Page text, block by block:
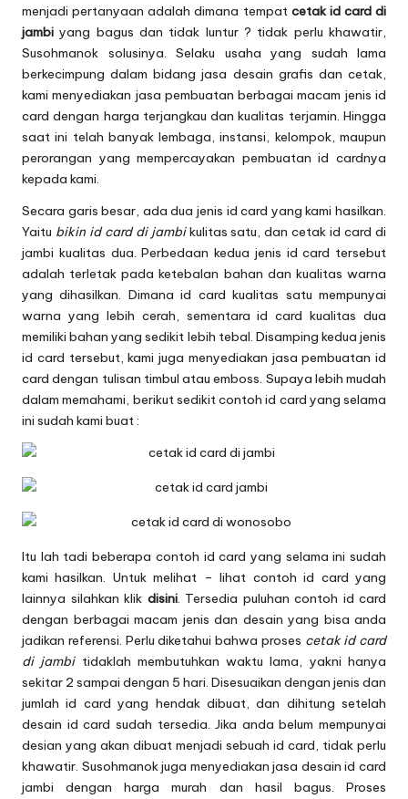
menjadi pertanyaan adalah dimana tempat cetak id card di
jambi yang bagus dan tidak luntur ? tidak perlu khawatir,
Susohmanok solusinya. Selaku usaha yang sudah lama
berkecimpung dalam bidang jasa desain grafis dan cetak,
kami menyediakan jasa pembuatan berbagai macam jenis id
card dengan harga terjangkau dan kualitas terjamin. Hingga
saat ini telah banyak lembaga, instansi, kelompok, maupun
perorangan yang mempercayakan pembuatan id cardnya
kepada kami.
Secara garis besar, ada dua jenis id card yang kami hasilkan.
Yaitu bikin id card di jambikulitas satu, dan cetak id card di
jambi kualitas dua. Perbedaan kedua jenis id card tersebut
adalah terletak pada ketebalan bahan dan kualitas warna
yang dihasilkan. Dimana id card kualitas satu mempunyai
warna yang lebih cerah, sementara id card kualitas dua
memiliki bahan yang sedikit lebih tebal. Disamping kedua jenis
id card tersebut, kami juga menyediakan jasa pembuatan id
card dengan tulisan timbul atau emboss. Supaya lebih mudah
dalam memahami, berikut sedikit contoh id card yang selama
ini sudah kami buat :
Itu lah tadi beberapa contoh id card yang selama ini sudah
kami hasilkan. Untuk melihat – lihat contoh id card yang
lainnya silahkan klik disini. Tersedia puluhan contoh id card
dengan berbagai macam jenis dan desain yang bisa anda
jadikan referensi. Perlu diketahui bahwa proses cetak id card
di jambitidaklah membutuhkan waktu lama, yakni hanya
sekitar 2 sampai dengan 5 hari. Disesuaikan dengan jenis dan
jumlah id card yang hendak dibuat, dan dihitung setelah
desain id card sudah tersedia. Jika anda belum mempunyai
desian yang akan dibuat menjadi sebuah id card, tidak perlu
khawatir. Susohmanok juga menyediakan jasa desain id card
jambi dengan harga murah dan hasil bagus. Proses